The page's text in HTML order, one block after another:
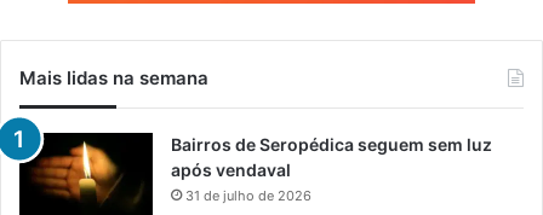
Mais lidas na semana
Bairros de Seropédica seguem sem luz
após vendaval
31 de julho de 2026